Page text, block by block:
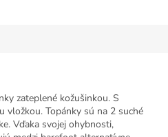
zateplené kožušinkou. S
vložkou. Topánky sú na 2 suché
Vďaka svojej ohybnosti,